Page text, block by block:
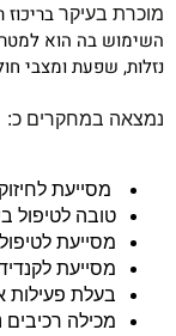
מוכרת בעיקר
השימוש בה הוא
נזלות, שפעת ומצבי
נמצאה במחקרים כ:
מסייעת
טובה לטיפול
מסייעת
מסייעת
בעלת פעילות
מכילה רכיבים